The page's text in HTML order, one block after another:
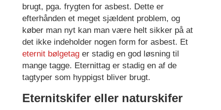
brugt, pga. frygten for asbest. Dette er
efterhånden et meget sjældent problem, og
køber man nyt kan man være helt sikker på at
det ikke indeholder nogen form for asbest. Et
eternit bølgetager stadig en god løsning til
mange tagge. Eternittag er stadig en af de
tagtyper som hyppigst bliver brugt.
Eternitskifer eller naturskifer